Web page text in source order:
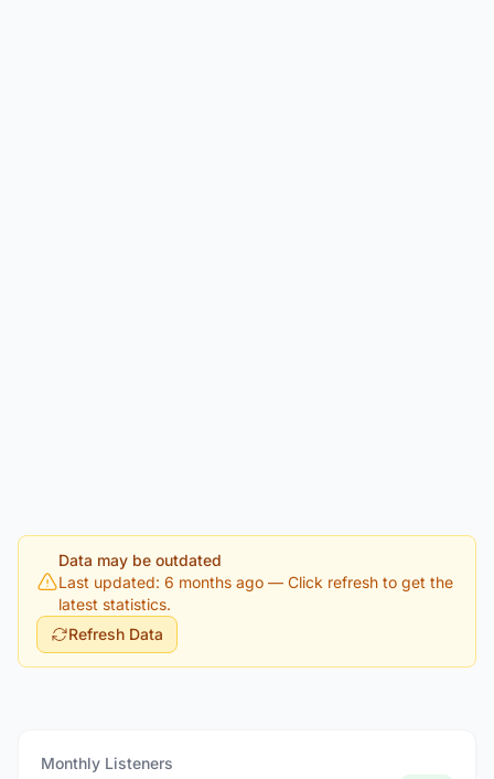
Data may be outdated
Last updated: 6 months ago — Click refresh to get the
latest statistics.
Refresh Data
Monthly Listeners